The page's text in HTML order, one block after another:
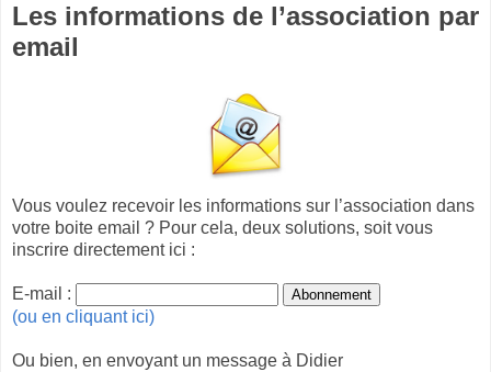
Les informations de l’association par
email
Vous voulez recevoir les informations sur l’association dans
votre boite email ? Pour cela, deux solutions, soit vous
inscrire directement ici :
E-mail :
(ou en cliquant ici)
Ou bien, en envoyant un message à Didier